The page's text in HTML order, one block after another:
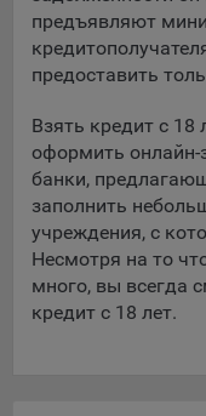
предъявляют
предоставить
Взять кредит с 18
оформить онлайн-
банки,
заполнить
учреждения, с
Несмотря на то
много, вы всегда
кредит с 18 лет.